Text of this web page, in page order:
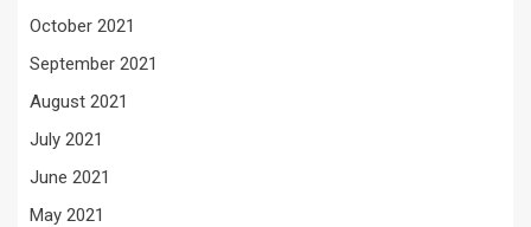
October 2021
September 2021
August 2021
July 2021
June 2021
May 2021